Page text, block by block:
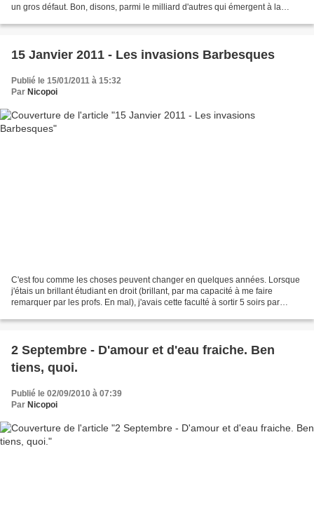
un gros défaut. Bon, disons, parmi le milliard d'autres qui émergent à la
15 Janvier 2011 - Les invasions Barbesques
Publié le 15/01/2011 à 15:32
Par Nicopoi
C'est fou comme les choses peuvent changer en quelques années. Lorsque
j'étais un brillant étudiant en droit (brillant, par ma capacité à me faire
remarquer par les profs. En mal), j'avais cette faculté à sortir 5 soirs par
2 Septembre - D'amour et d'eau fraiche. Ben
tiens, quoi.
Publié le 02/09/2010 à 07:39
Par Nicopoi